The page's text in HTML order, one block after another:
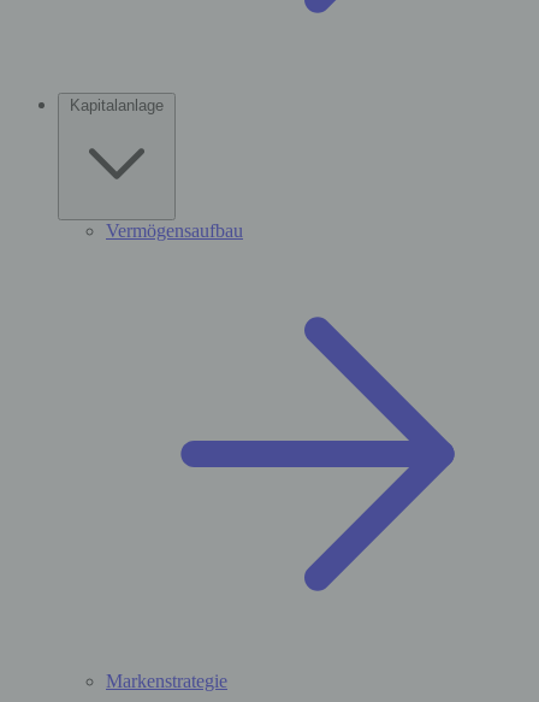
Kapitalanlage
Vermögensaufbau
Markenstrategie